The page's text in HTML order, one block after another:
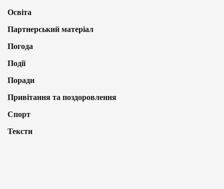
Освіта
Партнерський матеріал
Погода
Події
Поради
Привітання та поздоровлення
Спорт
Тексти